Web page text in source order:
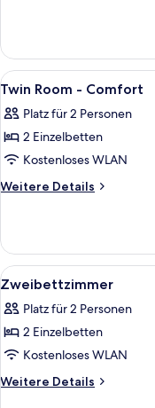
Room
Alle
Fotos
für
Twin
Room
-
2
Twin Room - Comfort
Platz für 2 Personen
2 Einzelbetten
Kostenloses WLAN
Weitere Details
Weitere
Room
Comfort
Alle
Fotos
für
Zweibettzimmer
anzeigen
16
Zweibettzimmer
Platz für 2 Personen
2 Einzelbetten
Kostenloses WLAN
Weitere Details
Weitere